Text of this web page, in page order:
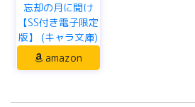
忘却の月に聞け
【SS付き電子限定
版】 (キャラ文庫)
amazon